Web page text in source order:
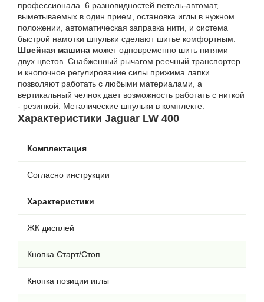
профессионала. 6 разновидностей петель-автомат,
выметываемых в один прием, остановка иглы в нужном
положении, автоматическая заправка нити, и система
быстрой намотки шпульки сделают шитье комфортным.
Швейная машина может одновременно шить нитями
двух цветов. Снабженный рычагом реечный транспортер
и кнопочное регулирование силы прижима лапки
позволяют работать с любыми материалами, а
вертикальный челнок дает возможность работать с ниткой
- резинкой. Mеталические шпульки в комплекте.
Характеристики Jaguar LW 400
Комплектация
Согласно инструкции
Характеристики
ЖК дисплей
Кнопка Старт/Стоп
Кнопка позиции иглы